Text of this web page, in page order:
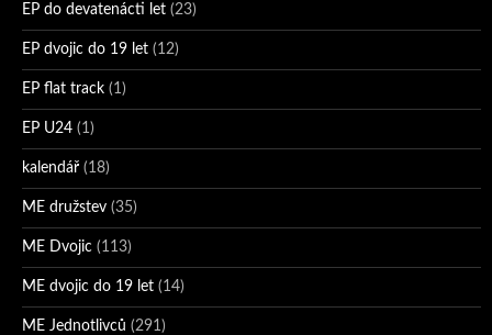
EP do devatenácti let (23)
EP dvojic do 19 let (12)
EP flat track (1)
EP U24 (1)
kalendář (18)
ME družstev (35)
ME Dvojic (113)
ME dvojic do 19 let (14)
ME Jednotlivců (291)